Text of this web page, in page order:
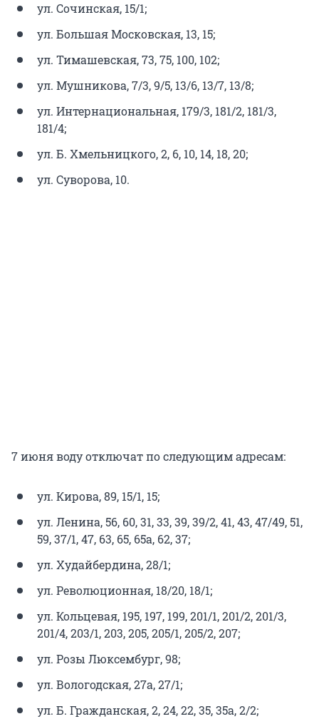
ул. Сочинская, 15/1;
ул. Большая Московская, 13, 15;
ул. Тимашевская, 73, 75, 100, 102;
ул. Мушникова, 7/3, 9/5, 13/6, 13/7, 13/8;
ул. Интернациональная, 179/3, 181/2, 181/3,
181/4;
ул. Б. Хмельницкого, 2, 6, 10, 14, 18, 20;
ул. Суворова, 10.
7 июня воду отключат по следующим адресам:
ул. Кирова, 89, 15/1, 15;
ул. Ленина, 56, 60, 31, 33, 39, 39/2, 41, 43, 47/49, 51,
59, 37/1, 47, 63, 65, 65а, 62, 37;
ул. Худайбердина, 28/1;
ул. Революционная, 18/20, 18/1;
ул. Кольцевая, 195, 197, 199, 201/1, 201/2, 201/3,
201/4, 203/1, 203, 205, 205/1, 205/2, 207;
ул. Розы Люксембург, 98;
ул. Вологодская, 27а, 27/1;
ул. Б. Гражданская, 2, 24, 22, 35, 35а, 2/2;